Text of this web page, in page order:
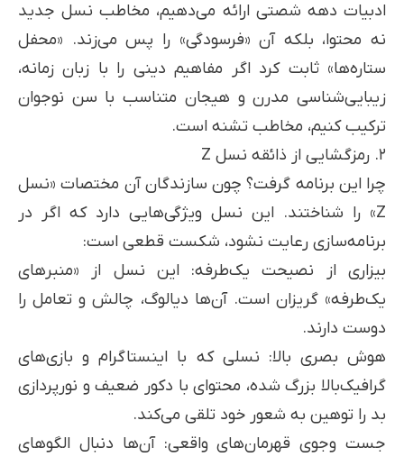
ادبیات دهه شصتی ارائه می‌دهیم، مخاطب نسل جدید
نه محتوا، بلکه آن «فرسودگی» را پس می‌زند. «محفل
ستاره‌ها» ثابت کرد اگر مفاهیم دینی را با زبان زمانه،
زیبایی‌شناسی مدرن و هیجان متناسب با سن نوجوان
ترکیب کنیم، مخاطب تشنه است.
۲. رمزگشایی از ذائقه نسل Z
چرا این برنامه گرفت؟ چون سازندگان آن مختصات «نسل
Z» را شناختند. این نسل ویژگی‌هایی دارد که اگر در
برنامه‌سازی رعایت نشود، شکست قطعی است:
بیزاری از نصیحت یک‌طرفه: این نسل از «منبرهای
یک‌طرفه» گریزان است. آن‌ها دیالوگ، چالش و تعامل را
دوست دارند.
هوش بصری بالا: نسلی که با اینستاگرام و بازی‌های
گرافیک‌بالا بزرگ شده، محتوای با دکور ضعیف و نورپردازی
بد را توهین به شعور خود تلقی می‌کند.
جست وجوی قهرمان‌های واقعی: آن‌ها دنبال الگوهای